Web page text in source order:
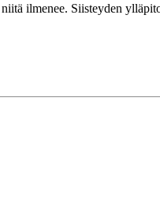
ilmenee. Siisteyden